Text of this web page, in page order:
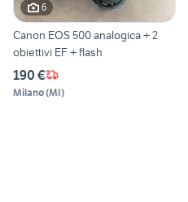
6
Canon EOS 500 analogica + 2
obiettivi EF + flash
190 €
Milano(MI)